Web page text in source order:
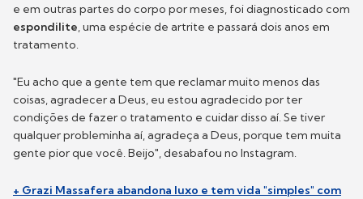
e em outras partes do corpo por meses, foi diagnosticado com
espondilite, uma espécie de artrite e passará dois anos em
tratamento.
"Eu acho que a gente tem que reclamar muito menos das
coisas, agradecer a Deus, eu estou agradecido por ter
condições de fazer o tratamento e cuidar disso aí. Se tiver
qualquer probleminha aí, agradeça a Deus, porque tem muita
gente pior que você. Beijo", desabafou no Instagram.
+ Grazi Massafera abandona luxo e tem vida "simples" com